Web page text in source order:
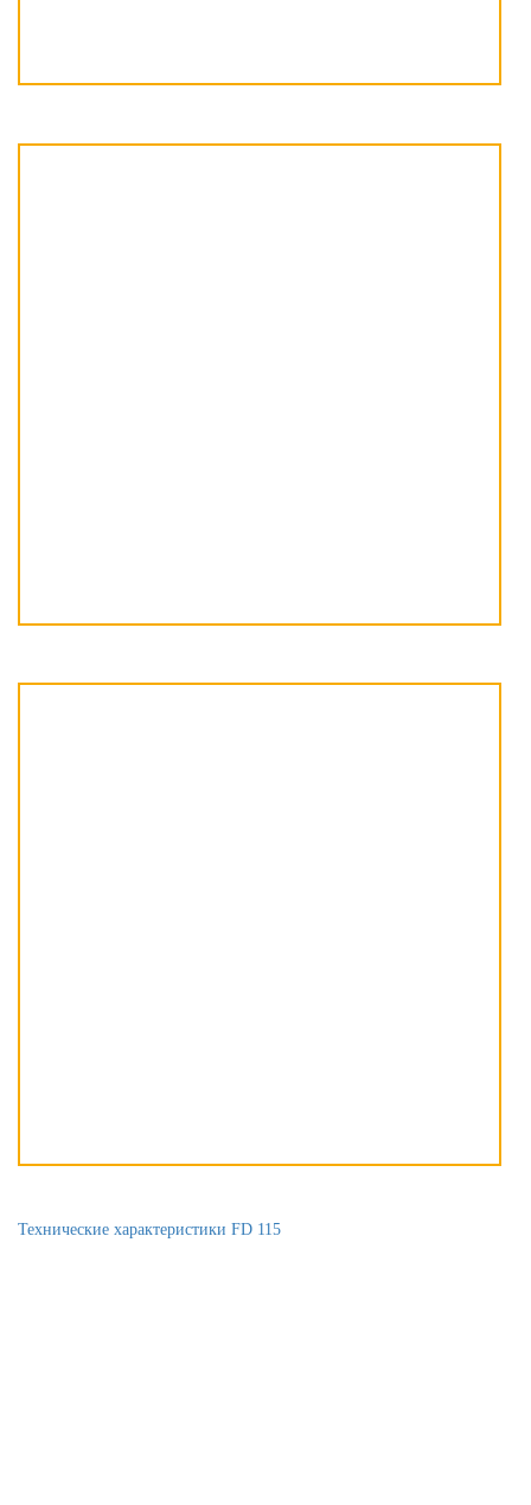
Технические характеристики FD 115